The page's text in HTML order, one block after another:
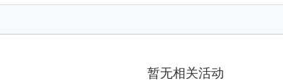
暂无相关活动